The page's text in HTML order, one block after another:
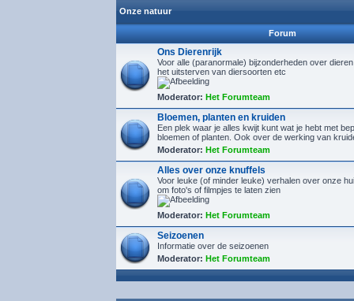
Onze natuur
Forum
Ons Dierenrijk
Voor alle (paranormale) bijzonderheden over
het uitsterven van diersoorten etc
Moderator: Het Forumteam
Bloemen, planten en kruiden
Een plek waar je alles kwijt kunt wat je hebt met
bloemen of planten. Ook over de werking van
Moderator: Het Forumteam
Alles over onze knuffels
Voor leuke (of minder leuke) verhalen over onze
om foto's of filmpjes te laten zien
Moderator: Het Forumteam
Seizoenen
Informatie over de seizoenen
Moderator: Het Forumteam